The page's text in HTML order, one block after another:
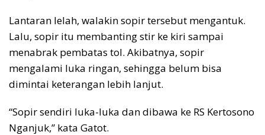
Lantaran lelah, walakin sopir tersebut mengantuk.
Lalu, sopir itu membanting stir ke kiri sampai
menabrak pembatas tol. Akibatnya, sopir
mengalami luka ringan, sehingga belum bisa
dimintai keterangan lebih lanjut.
“Sopir sendiri luka-luka dan dibawa ke RS Kertosono
Nganjuk,” kata Gatot.